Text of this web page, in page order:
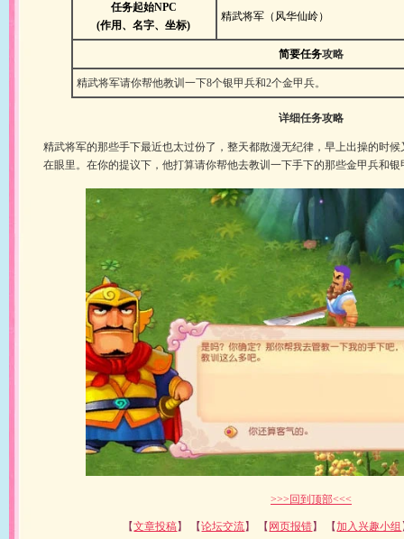
任务起始NPC
(作用、名字、坐标)
精武将军（风华仙岭）
简要任务攻略
精武将军请你帮他教训一下8个银甲兵和2个金甲兵。
详细任务攻略
精武将军的那些手下最近也太过份了，整天都散漫无纪律，早上出操的时
在眼里。在你的提议下，他打算请你帮他去教训一下手下的那些金甲兵和银
>>>回到顶部<<<
【文章投稿】 【论坛交流】 【 网页报错】 【加入兴趣小组